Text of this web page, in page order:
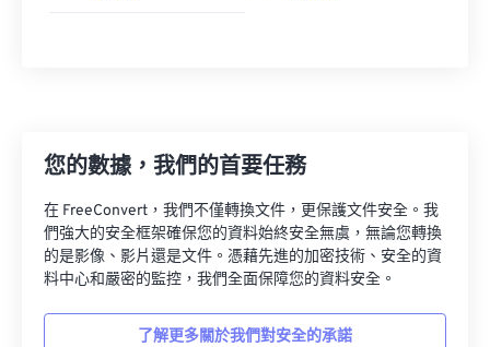
您的數據，我們的首要任務
在 FreeConvert，我們不僅轉換文件，更保護文件安全。我
們強大的安全框架確保您的資料始終安全無虞，無論您轉換
的是影像、影片還是文件。憑藉先進的加密技術、安全的資
料中心和嚴密的監控，我們全面保障您的資料安全。
了解更多關於我們對安全的承諾